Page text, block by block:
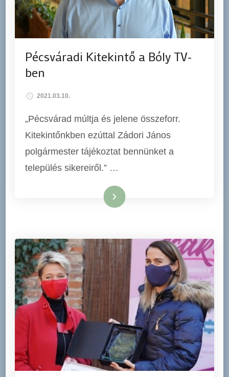
Pécsváradi Kitekintő a Bóly TV-
ben
2021.03.10.
„Pécsvárad múltja és jelene összeforr.
Kitekintőnkben ezúttal Zádori János
polgármester tájékoztat bennünket a
település sikereiről.” …
Tovább